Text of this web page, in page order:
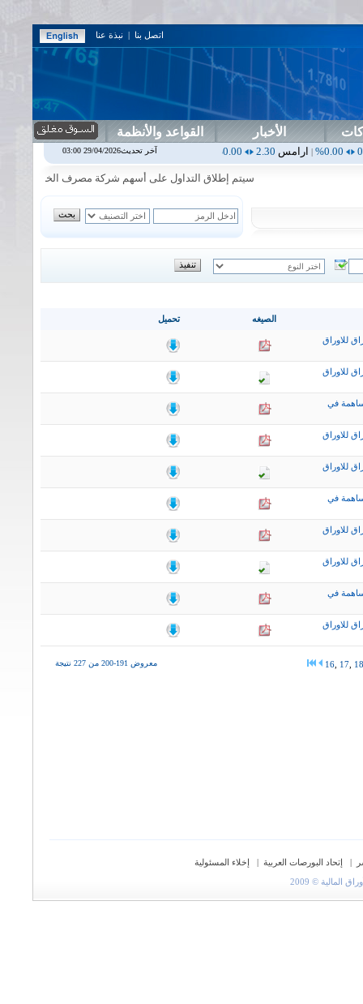
اتصل بنا | نبذة عنا
الأخبار القواعد والأنظمة
2.30
0.00%
|اربيل اس بنك0.00
0.00%
|اسفنج
سيتم إطلاق التداول على أسهم شركة مصرف الخليج التجاري في جلسة
تحميل الصيغه
للاوراق
للاوراق
في
للاوراق
للاوراق
في
للاوراق
للاوراق
في
للاوراق
معروض 191-200 من 227 نتيجة 16 17 18
| إتحاد البورصات العربية |
إخلاء المسئولية
© 2009